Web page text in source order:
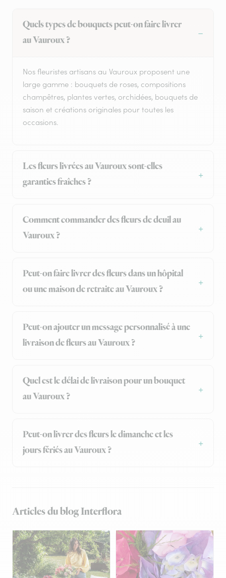
Quels types de bouquets peut-on faire livrer
au Vauroux ?
Nos fleuristes artisans au Vauroux proposent une
large gamme : bouquets de roses, compositions
champêtres, plantes vertes, orchidées, bouquets de
saison et créations originales pour toutes les
occasions.
Les fleurs livrées au Vauroux sont-elles
garanties fraîches ?
Comment commander des fleurs de deuil au
Vauroux ?
Peut-on faire livrer des fleurs dans un hôpital
ou une maison de retraite au Vauroux ?
Peut-on ajouter un message personnalisé à une
livraison de fleurs au Vauroux ?
Quel est le délai de livraison pour un bouquet
au Vauroux ?
Peut-on livrer des fleurs le dimanche et les
jours fériés au Vauroux ?
Articles du blog Interflora